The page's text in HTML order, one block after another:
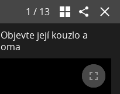
1 / 13
její kouzlo a